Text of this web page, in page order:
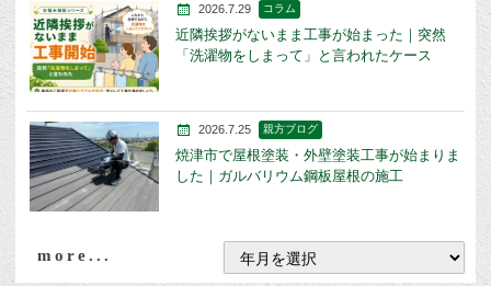
2026.7.29 コラム
近隣挨拶がないまま工事が始まった｜突然
「洗濯物をしまって」と言われたケース
2026.7.25 親方ブログ
焼津市で屋根塗装・外壁塗装工事が始まりま
した｜ガルバリウム鋼板屋根の施工
more...